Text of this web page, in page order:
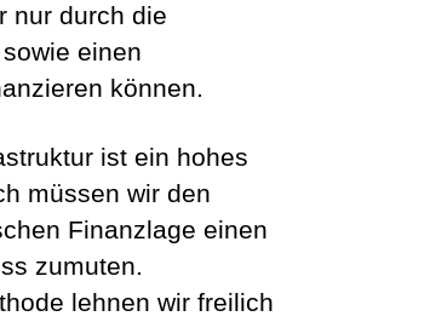
nur durch die
einen
können.
ist ein hohes
müssen wir den
Finanzlage einen
zumuten.
lehnen wir freilich